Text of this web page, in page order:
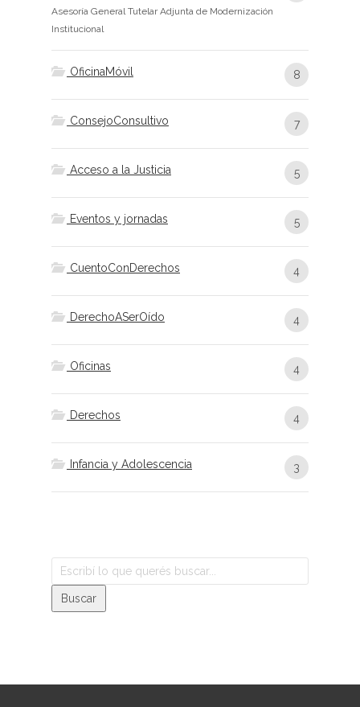
Asesoría General Tutelar Adjunta de Modernización
Institucional
OficinaMóvil 8
ConsejoConsultivo 7
Acceso a la Justicia 5
Eventos y jornadas 5
CuentoConDerechos 4
DerechoASerOído 4
Oficinas 4
Derechos 4
Infancia y Adolescencia 3